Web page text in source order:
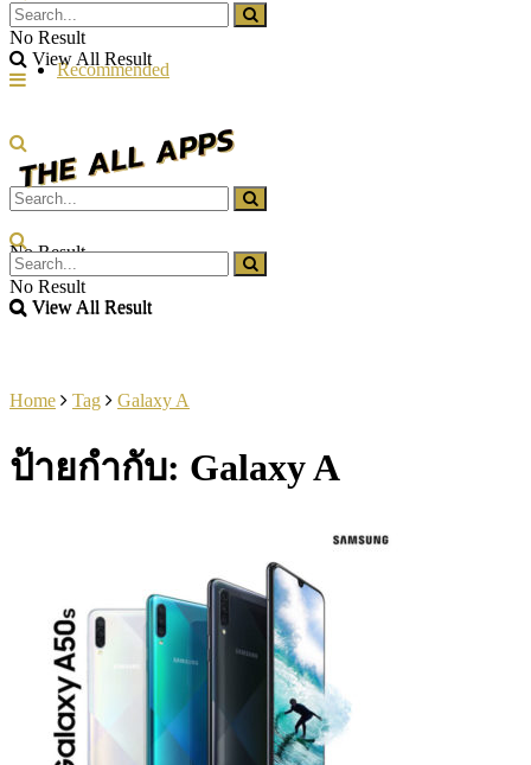
Freebies
Recommended
No Result
View All Result
No Result
View All Result
No Result
View All Result
Home Tag Galaxy A
ป้ายกำกับ: Galaxy A